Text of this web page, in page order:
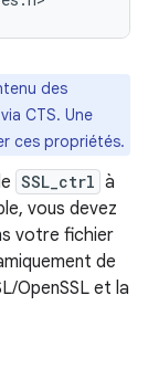
des
CTS. Une
ces propriétés.
SSL_ctrl à
vous devez
votre fichier
de
OpenSSL et la